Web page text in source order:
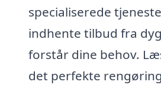
specialiserede
indhente tilbud fra
forstår dine behov.
det perfekte